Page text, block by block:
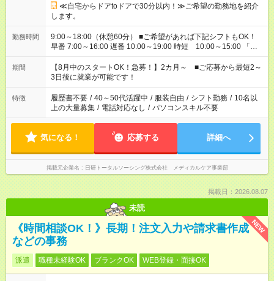
≪自宅からドアtoドアで30分以内！≫ご希望の勤務地を紹介
します。
勤務時間
9:00～18:00（休憩60分） ■ご希望があれば下記シフトもOK！
早番 7:00～16:00 遅番 10:00～19:00 時短 10:00～15:00 「家
族と休みを合わせたい」 「余裕を持って夕飯の準備がしたい」
「できれば残業はしたくない」 など、ご希望を教えてください
ね。 ※Wワーク希望の方へ 今ご覧のお仕事で希望する勤務時間
と、もう1つのお仕事の勤務時間。 合計で週40時間を超える場
合は応募できません。
期間
【8月中のスタートOK！急募！】2カ月～ ■ご応募から最短2～
3日後に就業が可能です！
特徴 履歴書不要 / 40～50代活躍中 / 服装自由 / シフト勤務 / 10名以
上の大量募集 / 電話対応なし / パソコンスキル不要
気になる！ 応募する 詳細へ
掲載元企業名 日研トータルソーシング株式会社 メディカルケア事業部
掲載日：2026.08.07
未読
NEW
《時間相談OK！》長期！注文入力や請求書作成
などの事務
派遣 職種未経験OK ブランクOK WEB登録・面接OK